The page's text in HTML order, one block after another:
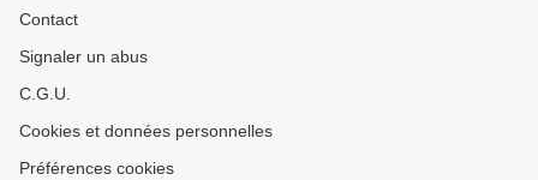
Contact
Signaler un abus
C.G.U.
Cookies et données personnelles
Préférences cookies